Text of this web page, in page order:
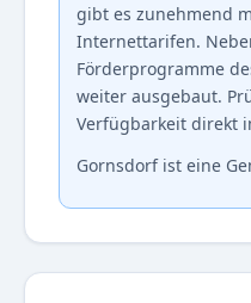
gibt es zunehmend
Internettarifen.
Förderprogramme
weiter ausgebaut.
Verfügbarkeit direkt
Gornsdorf ist eine